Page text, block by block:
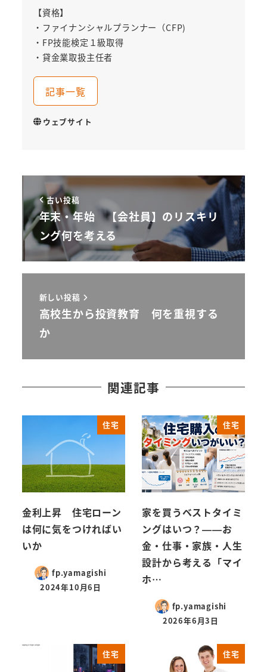
【資格】
・ファイナンシャルプランナー（CFP)
・FP技能検定１級取得
・貸金業取扱主任者
記事一覧
ウェブサイト
古い投稿
年末・年始 【会社員】のリスキリ
ング何を考える
新しい投稿
高校生から投資教育 何を重視する
か
関連記事
住宅
金利上昇 住宅ローン
は何に気をつければい
いか
fp.yamagishi
2024年10月6日
住宅
家を買うベストタイミ
ングはいつ？——お
金・仕事・家族・人生
設計から考える「マイ
ホ…
fp.yamagishi
2026年6月3日
住宅 住宅